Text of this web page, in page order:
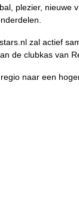
plezier,
zal actief
de clubkas van
naar een